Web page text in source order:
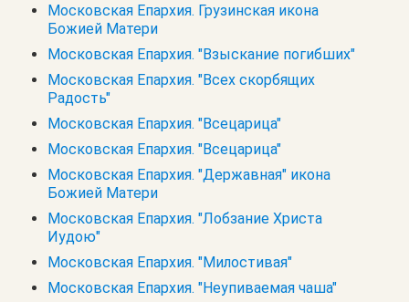
Московская Епархия. Грузинская икона
Божией Матери
Московская Епархия. "Взыскание погибших"
Московская Епархия. "Всех скорбящих
Радость"
Московская Епархия. "Всецарица"
Московская Епархия. "Всецарица"
Московская Епархия. "Державная" икона
Божией Матери
Московская Епархия. "Лобзание Христа
Иудою"
Московская Епархия. "Милостивая"
Московская Епархия. "Неупиваемая чаша"